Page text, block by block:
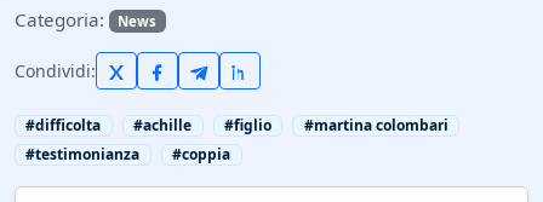
Categoria: News
Condividi:
#difficolta #achille #figlio
#martina colombari
#testimonianza
#coppia